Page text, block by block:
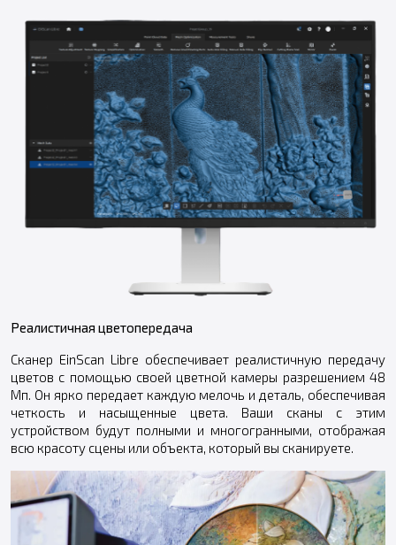
Реалистичная цветопередача
Сканер EinScan Libre обеспечивает реалистичную передачу
цветов с помощью своей цветной камеры разрешением 48
Мп. Он ярко передает каждую мелочь и деталь, обеспечивая
четкость и насыщенные цвета. Ваши сканы с этим
устройством будут полными и многогранными, отображая
всю красоту сцены или объекта, который вы сканируете.